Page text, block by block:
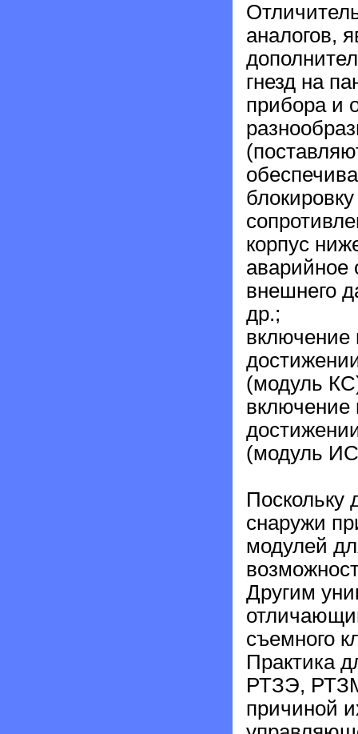
аналогов,
гнезд на
прибора и
корпус
аварийное
внешнего
др.;
включение
(модуль
включение
(модуль
Поскольку
снаружи
модулей
Другим
съемного
Практика
РТЗЭ, РТЗМ
причиной